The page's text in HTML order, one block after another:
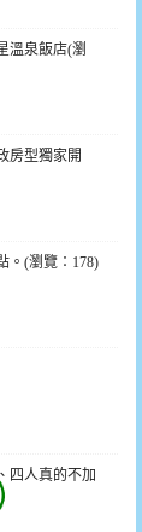
溫泉飯店(瀏
房型獨家開
。(瀏覽：178)
四人真的不加